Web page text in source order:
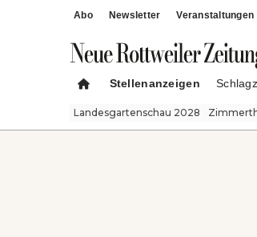
Abo Newsletter Veranstaltungen
Stellenanzeigen
Landesgartenschau 2028